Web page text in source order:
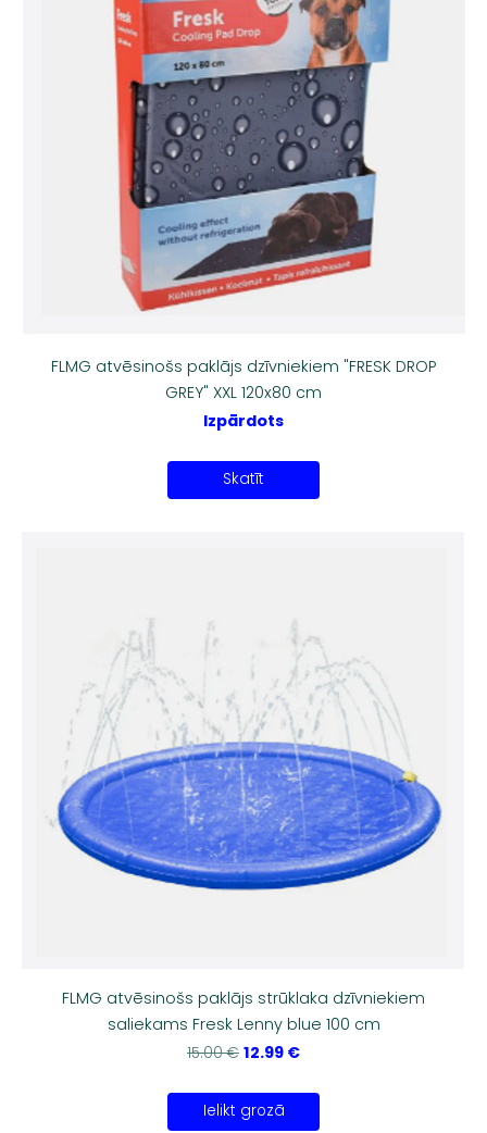
FLMG atvēsinošs paklājs dzīvniekiem "FRESK DROP
GREY" XXL 120x80 cm
Izpārdots
Skatīt
FLMG atvēsinošs paklājs strūklaka dzīvniekiem
saliekams Fresk Lenny blue 100 cm
15.00 € 12.99 €
Ielikt grozā